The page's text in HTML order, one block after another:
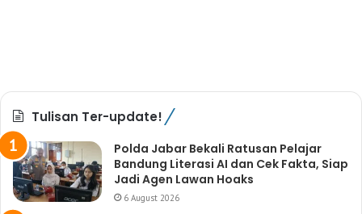
Tulisan Ter-update!
Polda Jabar Bekali Ratusan Pelajar
Bandung Literasi AI dan Cek Fakta, Siap
Jadi Agen Lawan Hoaks
6 August 2026